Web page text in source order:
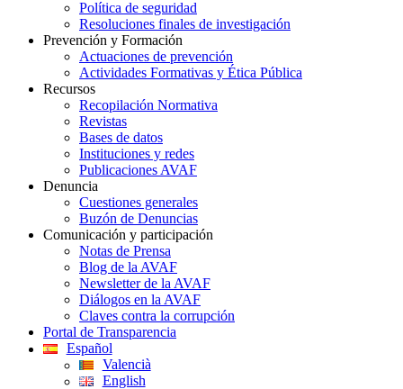
Política de seguridad
Resoluciones finales de investigación
Prevención y Formación
Actuaciones de prevención
Actividades Formativas y Ética Pública
Recursos
Recopilación Normativa
Revistas
Bases de datos
Instituciones y redes
Publicaciones AVAF
Denuncia
Cuestiones generales
Buzón de Denuncias
Comunicación y participación
Notas de Prensa
Blog de la AVAF
Newsletter de la AVAF
Diálogos en la AVAF
Claves contra la corrupción
Portal de Transparencia
Español
Valencià
English